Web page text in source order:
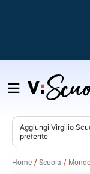
Salta
contenuto
Aggiungi Virgilio
preferite
Home Scuola